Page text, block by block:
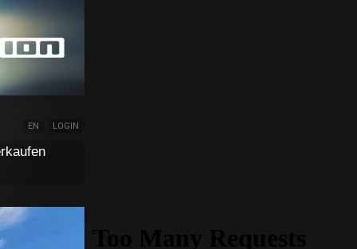
EN LOGIN